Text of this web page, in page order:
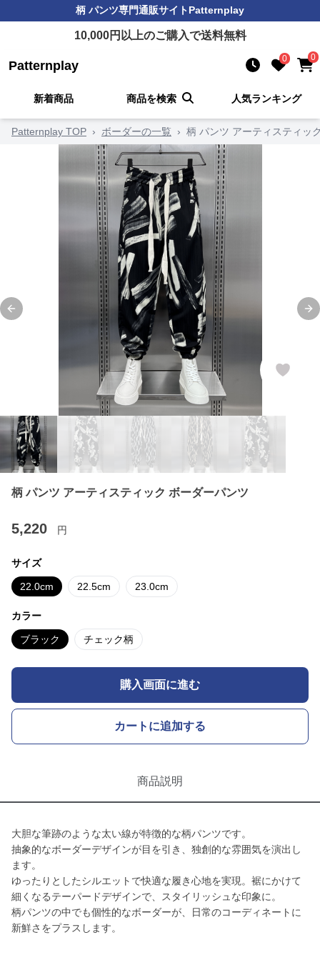
柄 パンツ専門通販サイトPatternplay
10,000円以上のご購入で送料無料
Patternplay 0 0
新着商品 商品を検索 人気ランキング
Patternplay TOP › ボーダーの一覧 › 柄 パンツ アーティスティッ
Previous slide
柄 パンツ アーティスティック ボーダーパンツ
5,220 円
サイズ
22.0cm 22.5cm 23.0cm
カラー
ブラック チェック柄
購入画面に進む
カートに追加する
商品説明
大胆な筆跡のような太い線が特徴的な柄パンツです。
抽象的なボーダーデザインが目を引き、独創的な雰囲気を演出し
ます。
ゆったりとしたシルエットで快適な履き心地を実現。裾にかけて
細くなるテーパードデザインで、スタイリッシュな印象に。
柄パンツの中でも個性的なボーダーが、日常のコーディネートに
新鮮さをプラスします。